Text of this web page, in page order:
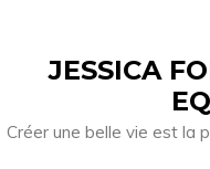
JESSICA
Créer une belle vie est la